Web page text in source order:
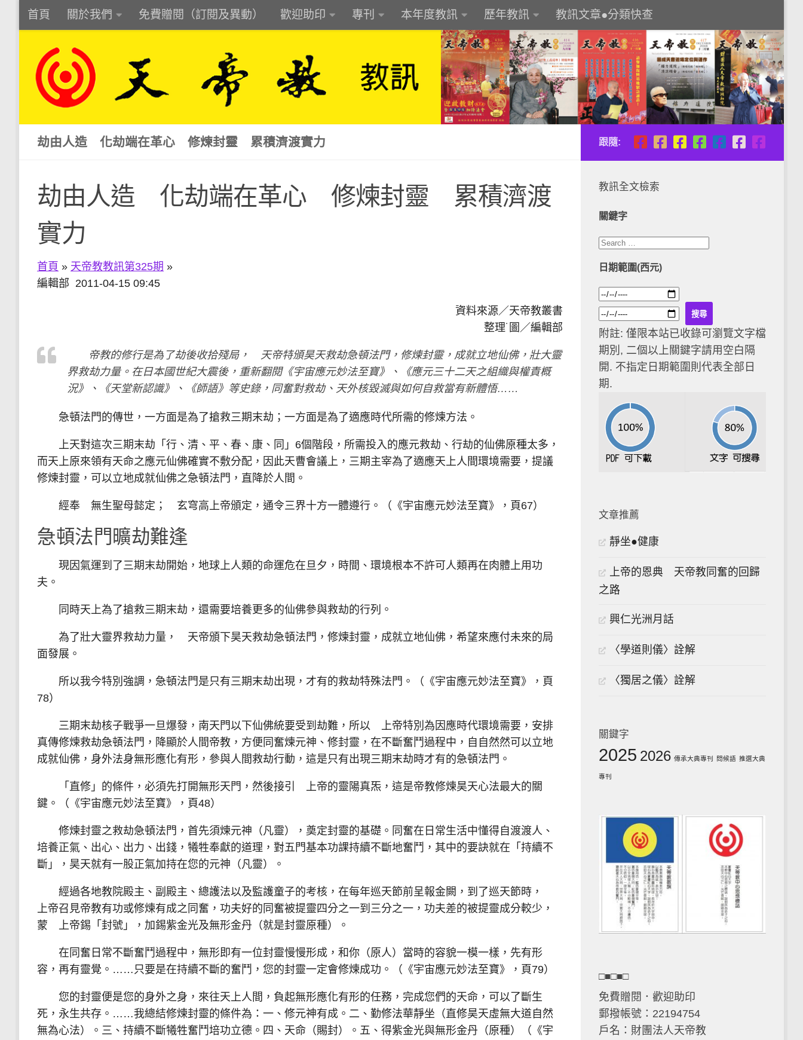
Skip to content
首頁 關於我們 免費贈閱（訂閱及異動） 歡迎助印 專刊 本年度教訊 歷年教訊 教訊文章●分類快查
劫由人造 化劫端在革心 修煉封靈 累積濟渡實力
劫由人造 化劫端在革心 修煉封靈 累積濟渡
實力
首頁 » 天帝教教訊第325期 »
編輯部 2011-04-15 09:45
資料來源／天帝教叢書
整理˙圖／編輯部
帝教的修行是為了劫後收拾殘局， 天帝特頒昊天救劫急頓法門，修煉封靈，成就立地仙佛，壯大靈
界救劫力量。在日本國世紀大震後，重新翻閱《宇宙應元妙法至寶》、《應元三十二天之組織與權責概
況》、《天堂新認識》、《師語》等史錄，同奮對救劫、天外核毀滅與如何自救當有新體悟……
急頓法門的傳世，一方面是為了搶救三期末劫；一方面是為了適應時代所需的修煉方法。
上天對這次三期末劫「行、清、平、春、康、同」6個階段，所需投入的應元救劫、行劫的仙佛原種太多，
而天上原來領有天命之應元仙佛確實不敷分配，因此天曹會議上，三期主宰為了適應天上人間環境需要，提議
修煉封靈，可以立地成就仙佛之急頓法門，直降於人間。
經奉 無生聖母懿定； 玄穹高上帝頒定，通令三界十方一體遵行。（《宇宙應元妙法至寶》，頁67）
急頓法門曠劫難逢
現因氣運到了三期末劫開始，地球上人類的命運危在旦夕，時間、環境根本不許可人類再在肉體上用功
夫。
同時天上為了搶救三期末劫，還需要培養更多的仙佛參與救劫的行列。
為了壯大靈界救劫力量， 天帝頒下昊天救劫急頓法門，修煉封靈，成就立地仙佛，希望來應付未來的局
面發展。
所以我今特別強調，急頓法門是只有三期末劫出現，才有的救劫特殊法門。（《宇宙應元妙法至寶》，頁
78）
三期末劫核子戰爭一旦爆發，南天門以下仙佛統要受到劫難，所以 上帝特別為因應時代環境需要，安排
真傳修煉救劫急頓法門，降顯於人間帝教，方便同奮煉元神、修封靈，在不斷奮鬥過程中，自自然然可以立地
成就仙佛，身外法身無形應化有形，參與人間救劫行動，這是只有出現三期末劫時才有的急頓法門。
「直修」的條件，必須先打開無形天門，然後接引 上帝的靈陽真炁，這是帝教修煉昊天心法最大的關
鍵。（《宇宙應元妙法至寶》，頁48）
修煉封靈之救劫急頓法門，首先須煉元神（凡靈），奠定封靈的基礎。同奮在日常生活中懂得自渡渡人、
培養正氣、出心、出力、出錢，犧牲奉獻的道理，對五門基本功課持續不斷地奮鬥，其中的要訣就在「持續不
斷」，昊天就有一股正氣加持在您的元神（凡靈）。
經過各地教院殿主、副殿主、總護法以及監護童子的考核，在每年巡天節前呈報金闕，到了巡天節時，
上帝召見帝教有功或修煉有成之同奮，功夫好的同奮被提靈四分之一到三分之一，功夫差的被提靈成分較少，
蒙 上帝錫「封號」，加錫紫金光及無形金丹（就是封靈原種）。
在同奮日常不斷奮鬥過程中，無形即有一位封靈慢慢形成，和你（原人）當時的容貌一模一樣，先有形
容，再有靈覺。……只要是在持續不斷的奮鬥，您的封靈一定會修煉成功。（《宇宙應元妙法至寶》，頁79）
您的封靈便是您的身外之身，來往天上人間，負起無形應化有形的任務，完成您們的天命，可以了斷生
死，永生共存。……我總結修煉封靈的條件為：一、修元神有成。二、勤修法華靜坐（直修昊天虛無大道自然
無為心法）。三、持續不斷犧牲奮鬥培功立德。四、天命（賜封）。五、得紫金光與無形金丹（原種）（《宇
跟隨:
教訊全文檢索
關鍵字
日期範圍(西元)
附註: 僅限本站已收錄可瀏覽文字檔
期別, 二個以上關鍵字請用空白隔
開. 不指定日期範圍則代表全部日
期.
文章推薦
靜坐●健康
上帝的恩典 天帝教同奮的回歸
之路
興仁光洲月話
〈學道則儀〉詮解
〈獨居之儀〉詮解
關鍵字
2025 2026 傳承大典專刊 問候語 推選大典
專刊
□■□■□
免費贈閱．歡迎助印
郵撥帳號：22194754
戶名：財團法人天帝教